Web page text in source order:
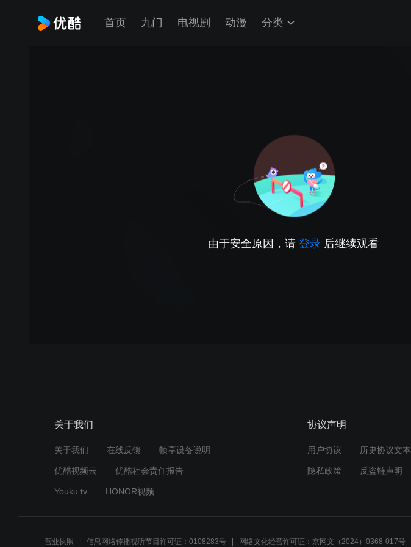
首页 九门 电视剧 动漫 分类
由于安全原因，请 登录 后继续观看
关于我们
关于我们 在线反馈 帧享设备说明
优酷视频云 优酷社会责任报告
Youku.tv HONOR视频
协议声明
用户协议 历史协议文本
隐私政策 反盗链声明
营业执照 信息网络传播视听节目许可证：0108283号 网络文化经营许可证：京网文（2024）0368-017号